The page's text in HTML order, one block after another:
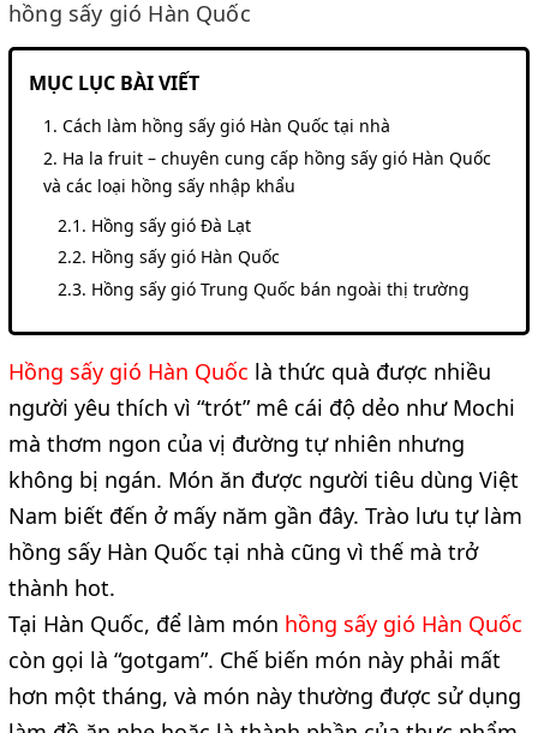
hồng sấy gió Hàn Quốc
MỤC LỤC BÀI VIẾT
Cách làm hồng sấy gió Hàn Quốc tại nhà
Ha la fruit – chuyên cung cấp hồng sấy gió Hàn Quốc
và các loại hồng sấy nhập khẩu
Hồng sấy gió Đà Lạt
Hồng sấy gió Hàn Quốc
Hồng sấy gió Trung Quốc bán ngoài thị trường
Hồng sấy gió Hàn Quốc là thức quà được nhiều
người yêu thích vì “trót” mê cái độ dẻo như Mochi
mà thơm ngon của vị đường tự nhiên nhưng
không bị ngán. Món ăn được người tiêu dùng Việt
Nam biết đến ở mấy năm gần đây. Trào lưu tự làm
hồng sấy Hàn Quốc tại nhà cũng vì thế mà trở
thành hot.
Tại Hàn Quốc, để làm món hồng sấy gió Hàn Quốc
còn gọi là “gotgam”. Chế biến món này phải mất
hơn một tháng, và món này thường được sử dụng